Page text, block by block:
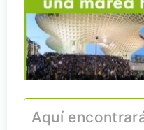
Aquí